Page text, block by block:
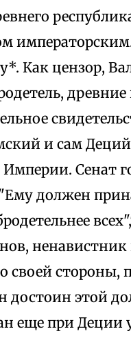
Как цензор,
и сам
Сенат
должен
своей стороны,
достоин этой
еще при Деции